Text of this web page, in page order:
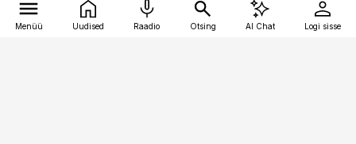
Menüü Uudised Raadio Otsing AI Chat Logi sisse